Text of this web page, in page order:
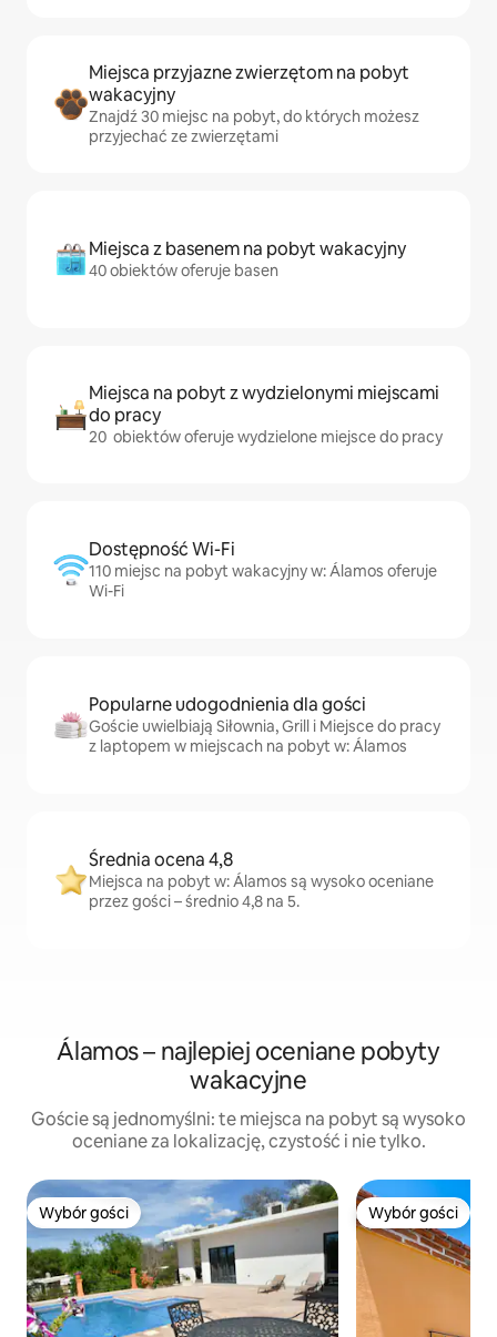
Miejsca przyjazne zwierzętom na pobyt
wakacyjny
Znajdź 30 miejsc na pobyt, do których możesz
przyjechać ze zwierzętami
Miejsca z basenem na pobyt wakacyjny
40 obiektów oferuje basen
Miejsca na pobyt z wydzielonymi miejscami
do pracy
20 obiektów oferuje wydzielone miejsce do pracy
Dostępność Wi-Fi
110 miejsc na pobyt wakacyjny w: Álamos oferuje
Wi-Fi
Popularne udogodnienia dla gości
Goście uwielbiają Siłownia, Grill i Miejsce do pracy
z laptopem w miejscach na pobyt w: Álamos
Średnia ocena 4,8
Miejsca na pobyt w: Álamos są wysoko oceniane
przez gości – średnio 4,8 na 5.
Álamos – najlepiej oceniane pobyty
wakacyjne
Goście są jednomyślni: te miejsca na pobyt są wysoko
oceniane za lokalizację, czystość i nie tylko.
Wybór gości
Wybór gości Wybór gości
Wybór gości